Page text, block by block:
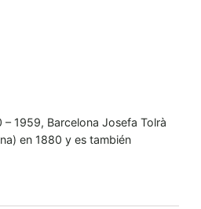
– 1959, Barcelona Josefa Tolrà
en 1880 y es también